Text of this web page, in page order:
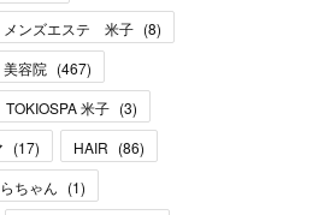
メンズエステ 米子 (8)
容院 (467)
TOKIOSPA 米子 (3)
(17) HAIR (86)
ちゃん (1)